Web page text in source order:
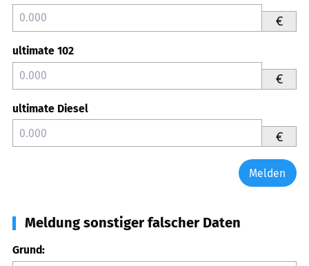
€
ultimate 102
€
ultimate Diesel
€
Melden
Meldung sonstiger falscher Daten
Grund: